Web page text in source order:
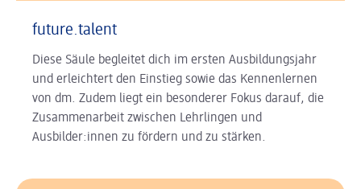
future.talent
Diese Säule begleitet dich im ersten Ausbildungsjahr
und erleichtert den Einstieg sowie das Kennenlernen
von dm. Zudem liegt ein besonderer Fokus darauf, die
Zusammenarbeit zwischen Lehrlingen und
Ausbilder:innen zu fördern und zu stärken.